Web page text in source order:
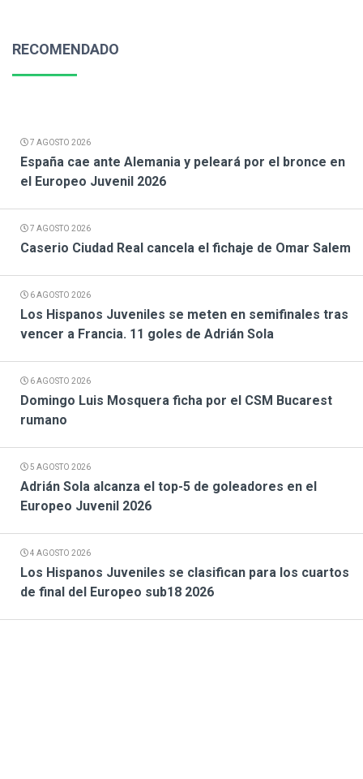
RECOMENDADO
7 AGOSTO 2026
España cae ante Alemania y peleará por el bronce en
el Europeo Juvenil 2026
7 AGOSTO 2026
Caserio Ciudad Real cancela el fichaje de Omar Salem
6 AGOSTO 2026
Los Hispanos Juveniles se meten en semifinales tras
vencer a Francia. 11 goles de Adrián Sola
6 AGOSTO 2026
Domingo Luis Mosquera ficha por el CSM Bucarest
rumano
5 AGOSTO 2026
Adrián Sola alcanza el top-5 de goleadores en el
Europeo Juvenil 2026
4 AGOSTO 2026
Los Hispanos Juveniles se clasifican para los cuartos
de final del Europeo sub18 2026